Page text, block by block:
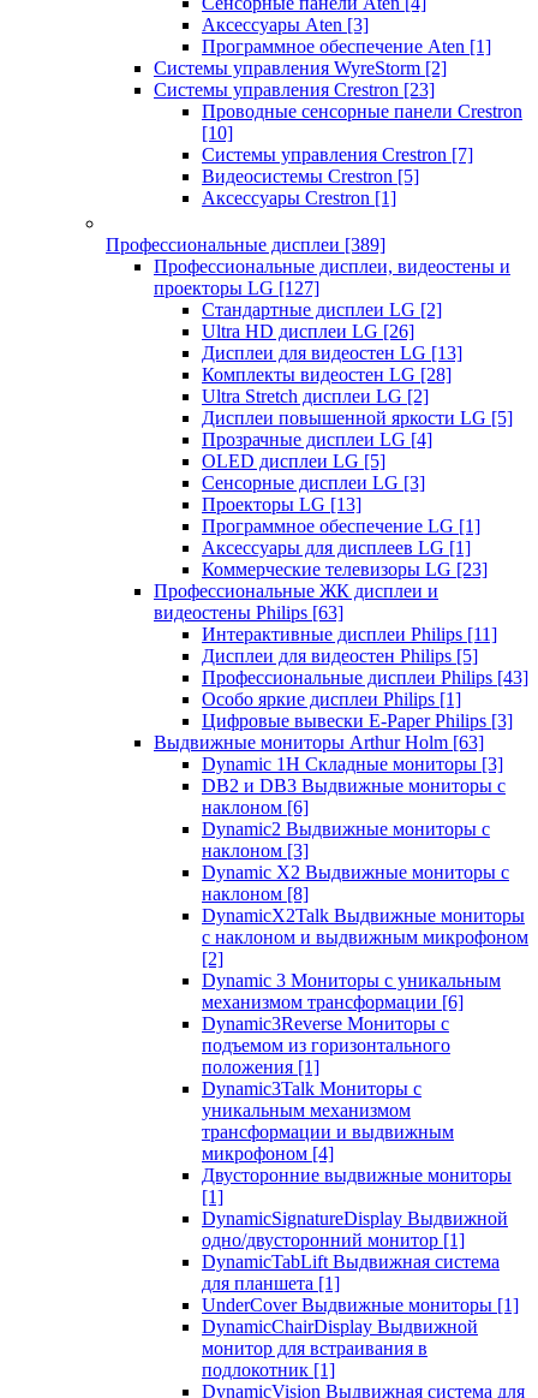
Аксессуары Aten [3]
Программное обеспечение Aten [1]
Системы управления WyreStorm [2]
Системы управления Crestron [23]
Проводные сенсорные панели Crestron
[10]
Системы управления Crestron [7]
Видеосистемы Crestron [5]
Аксессуары Crestron [1]
Профессиональные дисплеи [389]
Профессиональные дисплеи, видеостены и
проекторы LG [127]
Стандартные дисплеи LG [2]
Ultra HD дисплеи LG [26]
Дисплеи для видеостен LG [13]
Комплекты видеостен LG [28]
Ultra Stretch дисплеи LG [2]
Дисплеи повышенной яркости LG [5]
Прозрачные дисплеи LG [4]
OLED дисплеи LG [5]
Сенсорные дисплеи LG [3]
Проекторы LG [13]
Программное обеспечение LG [1]
Аксессуары для дисплеев LG [1]
Коммерческие телевизоры LG [23]
Профессиональные ЖК дисплеи и
видеостены Philips [63]
Интерактивные дисплеи Philips [11]
Дисплеи для видеостен Philips [5]
Профессиональные дисплеи Philips [43]
Особо яркие дисплеи Philips [1]
Цифровые вывески E-Paper Philips [3]
Выдвижные мониторы Arthur Holm [63]
Dynamic 1Н Складные мониторы [3]
DB2 и DB3 Выдвижные мониторы с
наклоном [6]
Dynamic2 Выдвижные мониторы с
наклоном [3]
Dynamic X2 Выдвижные мониторы с
наклоном [8]
DynamicX2Talk Выдвижные мониторы
с наклоном и выдвижным микрофоном
[2]
Dynamic 3 Мониторы с уникальным
механизмом трансформации [6]
Dynamic3Reverse Мониторы с
подъемом из горизонтального
положения [1]
Dynamic3Talk Мониторы с
уникальным механизмом
трансформации и выдвижным
микрофоном [4]
Двусторонние выдвижные мониторы
[1]
DynamicSignatureDisplay Выдвижной
одно/двусторонний монитор [1]
DynamicTabLift Выдвижная система
для планшета [1]
UnderCover Выдвижные мониторы [1]
DynamicChairDisplay Выдвижной
монитор для встраивания в
подлокотник [1]
DynamicVision Выдвижная система для